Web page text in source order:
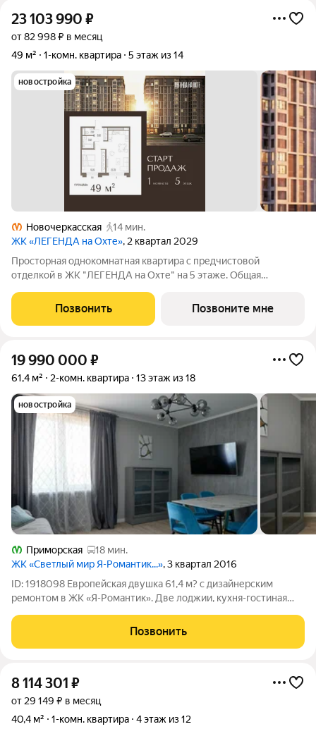
23 103 990 ₽
от 82 998 ₽ в месяц
49 м²
1-комн. квартира 5 этаж из 14
новостройка
Новочеркасская
14 мин.
ЖК «ЛЕГЕНДА на Охте», 2 квартал 2029
Просторная однокомнатная квартира с предчистовой
отделкой в ЖК "ЛЕГЕНДА на Охте" на 5 этаже. Общая
столовой: 23.7 кв.м. Все окна выходят на одну сторону. В
квартире один раздельный
Позвонить Позвоните мне
19 990 000 ₽
61,4 м² 2-комн. квартира 13 этаж из 18
новостройка
Приморская
18 мин.
ЖК «Светлый мир Я-Романтик...», 3 квартал 2016
ID: 1918098 Европейская двушка 61,4 м? с дизайнерским
ремонтом в ЖК «Я-Романтик». Две лоджии, кухня-гостиная
13-м этаже, выходите на теплую застекленную лоджию с
чашкой кофе и смотрите на
Позвонить
8 114 301 ₽
от 29 149 ₽ в месяц
40,4 м²
1-комн. квартира 4 этаж из 12